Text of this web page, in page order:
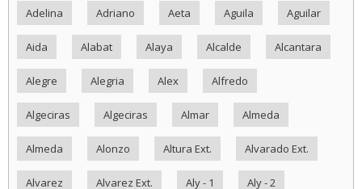
Adelina Adriano Aeta Aguila Aguilar
Aida Alabat Alaya Alcalde Alcantara
Alegre Alegria Alex Alfredo
Algeciras Algeciras Almar Almeda
Almeda Alonzo Altura Ext. Alvarado Ext.
Alvarez Alvarez Ext. Aly - 1 Aly - 2